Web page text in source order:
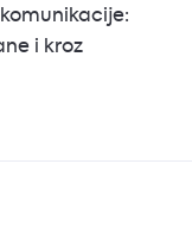
i kroz